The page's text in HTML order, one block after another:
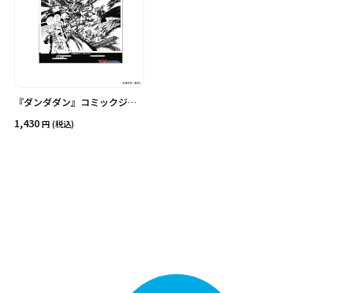
『ダンダダン』コミックジオ
1,430 (税込)
クリア